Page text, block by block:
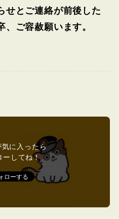
せとご連絡が前後した
、ご容赦願います。
気に入ったら
ーしてね！